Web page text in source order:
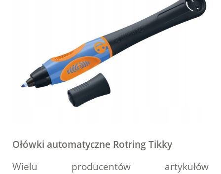
Ołówki automatyczne Rotring Tikky
Wielu producentów artykułów